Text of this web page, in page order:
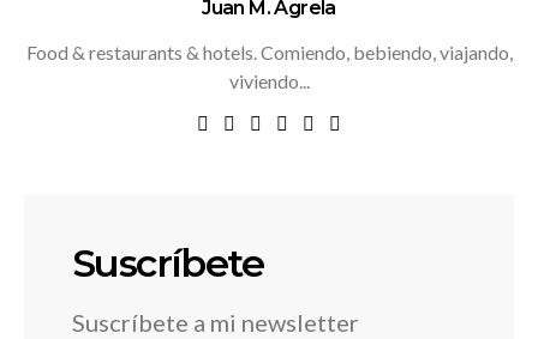
Juan M. Agrela
Food & restaurants & hotels. Comiendo, bebiendo, viajando,
viviendo...
Suscríbete
Suscríbete a mi newsletter